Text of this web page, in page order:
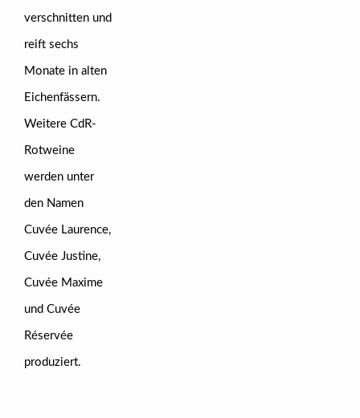
verschnitten und
reift sechs
Monate in alten
Eichenfässern.
Weitere CdR-
Rotweine
werden unter
den Namen
Cuvée Laurence,
Cuvée Justine,
Cuvée Maxime
und Cuvée
Réservée
produziert.